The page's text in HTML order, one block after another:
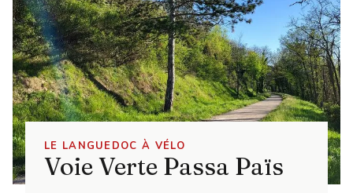
LE LANGUEDOC À VÉLO
Voie Verte Passa Païs